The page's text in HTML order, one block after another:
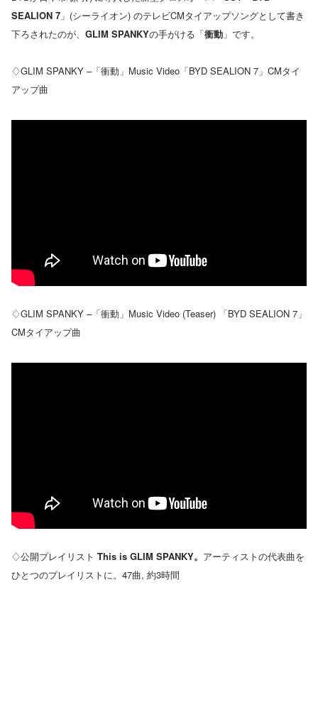
SEALION 7 」(シーライオン) のテレビCMタイアップソングとして書き
下ろされたのが、 GLIM SPANKYの手がける「衝動 」です。
♢GLIM SPANKY –「衝動」Music Video「BYD SEALION 7」CMタイ
アップ曲
♢GLIM SPANKY –「衝動」Music Video (Teaser) 「BYD SEALION 7」
CMタイアップ曲
♢公開プレイリスト This is GLIM SPANKY。 アーティストの代表曲を
ひとつのプレイリストに。47曲, 約3時間